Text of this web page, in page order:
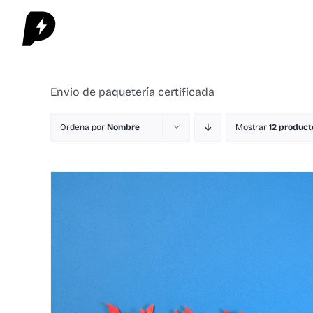
Saltar
contenido
Envio de paquetería certificada
Ordena por Nombre Mostrar 12